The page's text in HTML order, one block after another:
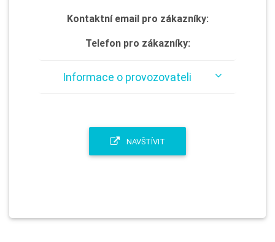
Kontaktní email pro zákazníky:
Telefon pro zákazníky:
Informace o provozovateli
NAVŠTÍVIT